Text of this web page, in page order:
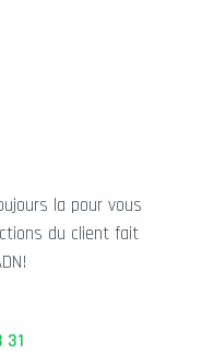
la pour vous
du client fait